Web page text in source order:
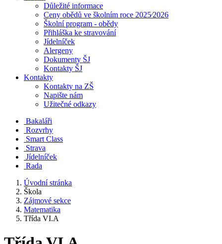
Důležité informace
Ceny obědů ve školním roce 2025⁄2026
Školní program - obědy
Přihláška ke stravování
Jídelníček
Alergeny
Dokumenty ŠJ
Kontakty ŠJ
Kontakty
Kontakty na ZŠ
Napište nám
Užitečné odkazy
Bakaláři
Rozvrhy
Smart Class
Strava
Jídelníček
Rada
Úvodní stránka
Škola
Zájmové sekce
Matematika
Třída VI.A